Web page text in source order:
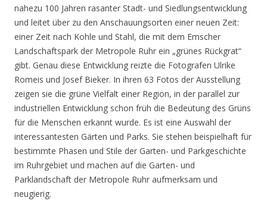
nahezu 100 Jahren rasanter Stadt- und Siedlungsentwicklung
und leitet über zu den Anschauungsorten einer neuen Zeit:
einer Zeit nach Kohle und Stahl, die mit dem Emscher
Landschaftspark der Metropole Ruhr ein „grünes Rückgrat“
gibt. Genau diese Entwicklung reizte die Fotografen Ulrike
Romeis und Josef Bieker. In ihren 63 Fotos der Ausstellung
zeigen sie die grüne Vielfalt einer Region, in der parallel zur
industriellen Entwicklung schon früh die Bedeutung des Grüns
für die Menschen erkannt wurde. Es ist eine Auswahl der
interessantesten Gärten und Parks. Sie stehen beispielhaft für
bestimmte Phasen und Stile der Garten- und Parkgeschichte
im Ruhrgebiet und machen auf die Garten- und
Parklandschaft der Metropole Ruhr aufmerksam und
neugierig.